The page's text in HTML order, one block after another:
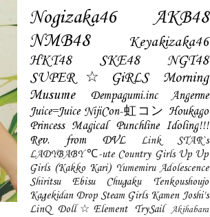
Nogizaka46
AKB48
NMB48
Keyakizaka46
HKT48
SKE48
NGT48
SUPER☆GiRLS
Morning
Musume
Dempagumi.inc
Angerme
Juice=Juice NijiCon-虹コン Houkago
Princess Magical Punchline Idoling!!!
Rev. from DVL
Link STAR`s
LADYBABY ℃-ute Country Girls Up Up
Girls (Kakko Kari) Yumemiru Adolescence
Shiritsu Ebisu Chugaku
Tenkoushoujo
Kagekidan Drop Steam Girls Kamen Joshi's
LinQ Doll☆Element TrySail
Akihabara